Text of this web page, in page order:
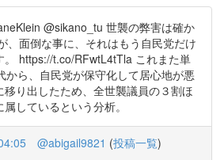
@sikano_tu 世襲の弊害は確か
、面倒な事に、それはもう自民党だけ
。 https://t.co/RFwtL4tTla これまた単
から、自民党が保守化して居心地が悪
移り出したため、全世襲議員の３割ほ
しているという分析。
@abigail9821 (投稿一覧)